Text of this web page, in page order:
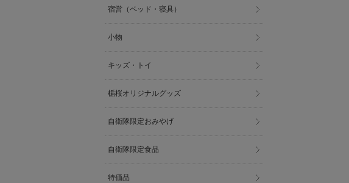
宿営（ベッド・寝具）
小物
キッズ・トイ
楯桜オリジナルグッズ
自衛隊限定おみやげ
自衛隊限定食品
特価品